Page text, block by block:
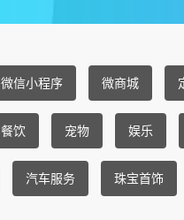
微信小程序 微商城
餐饮 宠物 娱乐
汽车服务 珠宝首饰